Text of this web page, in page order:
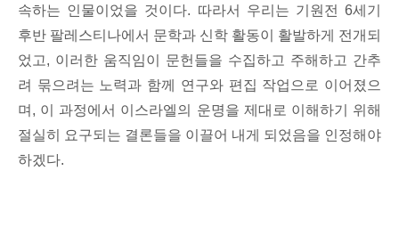
속하는 인물이었을 것이다. 따라서 우리는 기원전 6세기
후반 팔레스티나에서 문학과 신학 활동이 활발하게 전개되
었고, 이러한 움직임이 문헌들을 수집하고 주해하고 간추
려 묶으려는 노력과 함께 연구와 편집 작업으로 이어졌으
며, 이 과정에서 이스라엘의 운명을 제대로 이해하기 위해
절실히 요구되는 결론들을 이끌어 내게 되었음을 인정해야
하겠다.